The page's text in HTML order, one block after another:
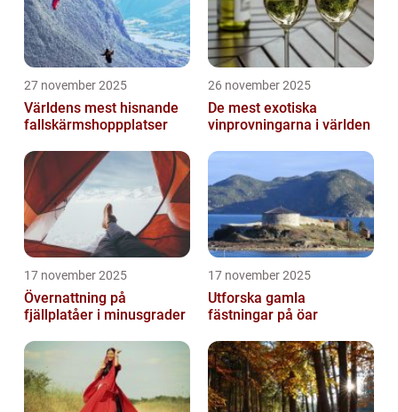
27 november 2025
Världens mest hisnande
fallskärmshoppplatser
26 november 2025
De mest exotiska
vinprovningarna i världen
17 november 2025
Övernattning på
fjällplatåer i minusgrader
17 november 2025
Utforska gamla
fästningar på öar